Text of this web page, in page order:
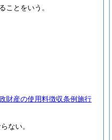
ことをいう。
財産の使用料徴収条例施行
ない。